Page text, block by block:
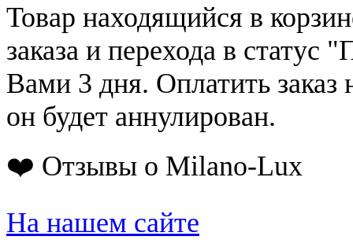
Товар находящийся в
заказа и перехода в статус
Вами 3 дня. Оплатить заказ
он будет аннулирован.
❤️ Отзывы о Milano-Lux
На нашем сайте